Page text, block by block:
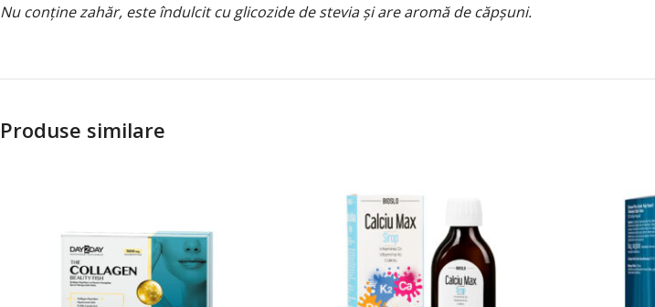
Nu conține zahăr, este îndulcit cu glicozide de stevia și are aromă de căpșuni.
Produse similare